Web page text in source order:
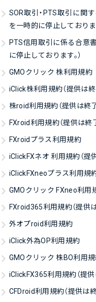
SOR取引・PTS取引に関
を一時的に停止しておりま
PTS信用取引に係る合意
に停止しております。）
GMOクリック 株利用規約
iClick株利用規約（提供は終
株roid利用規約（提供は終
FXroid利用規約（提供は終
FXroidプラス利用規約
iClickFXネオ 利用規約（提
iClickFXneoプラス利用規
GMOクリック FXneo利用
FXroid365利用規約（提供
外オプroid利用規約
iClick外為OP利用規約
GMOクリック 株BO利用
iClickFX365利用規約（提供
CFDroid利用規約（提供は